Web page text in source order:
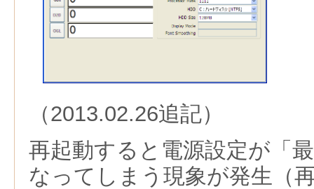
（2013.02.26追記）
再起動すると電源設定が「
なってしまう現象が発生（